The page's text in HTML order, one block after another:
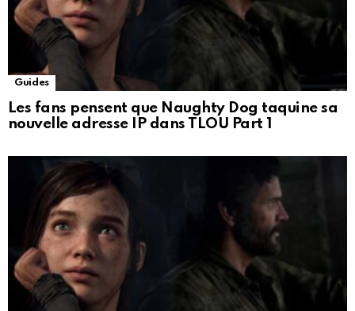
Guides
Les fans pensent que Naughty Dog taquine sa
nouvelle adresse IP dans TLOU Part 1